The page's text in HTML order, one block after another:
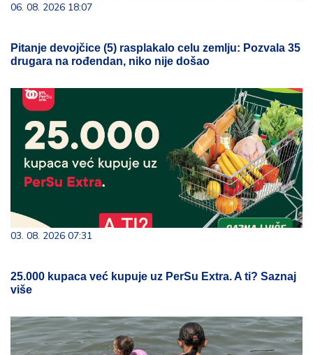
06. 08. 2026 18:07
Pitanje devojčice (5) rasplakalo celu zemlju: Pozvala 35
drugara na rođendan, niko nije došao
03. 08. 2026 07:31
25.000 kupaca već kupuje uz PerSu Extra. A ti? Saznaj
više